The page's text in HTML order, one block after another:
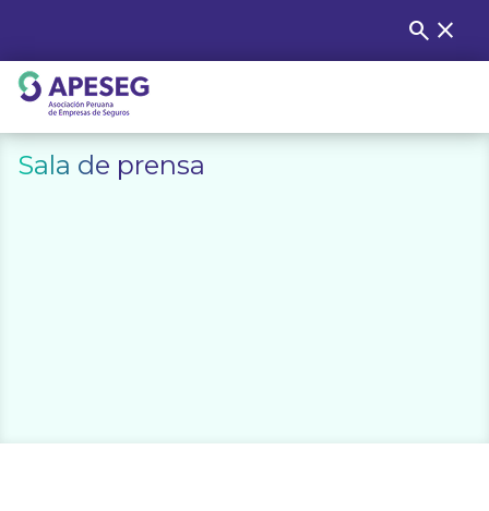
content
Buscar:
search close
APESEG
Sala de prensa